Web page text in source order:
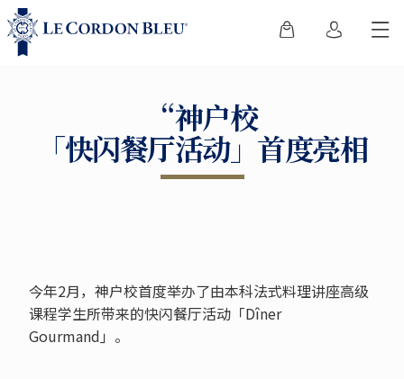
“神户校
「快闪餐厅活动」首度亮相
今年2月，神户校首度举办了由本科法式料理讲座高级
课程学生所带来的快闪餐厅活动「Dîner
Gourmand」。